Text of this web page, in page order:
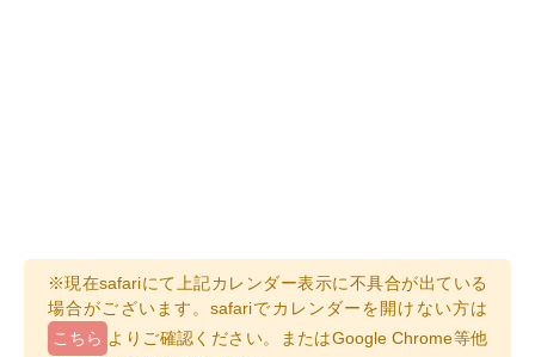
※現在safariにて上記カレンダー表示に不具合が出ている
場合がございます。safariでカレンダーを開けない方は
こちら よりご確認ください。またはGoogle Chrome等他